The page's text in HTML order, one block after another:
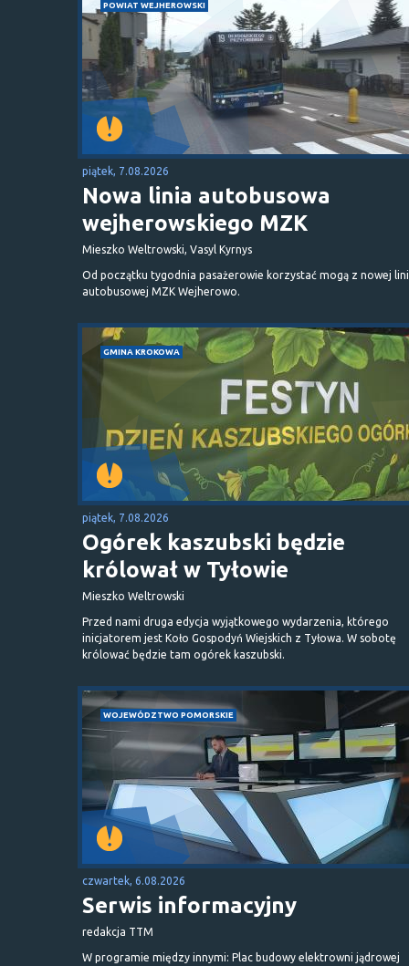
POWIAT WEJHEROWSKI
piątek, 7.08.2026
Nowa linia autobusowa
wejherowskiego MZK
Mieszko Weltrowski, Vasyl Kyrnys
Od początku tygodnia pasażerowie korzystać mogą z nowej
autobusowej MZK Wejherowo.
GMINA KROKOWA
piątek, 7.08.2026
Ogórek kaszubski będzie
królował w Tyłowie
Mieszko Weltrowski
Przed nami druga edycja wyjątkowego wydarzenia, którego
inicjatorem jest Koło Gospodyń Wiejskich z Tyłowa. W sobotę
królować będzie tam ogórek kaszubski.
WOJEWÓDZTWO POMORSKIE
czwartek, 6.08.2026
Serwis informacyjny
redakcja TTM
W programie między innymi: Plac budowy elektrowni jądrowej